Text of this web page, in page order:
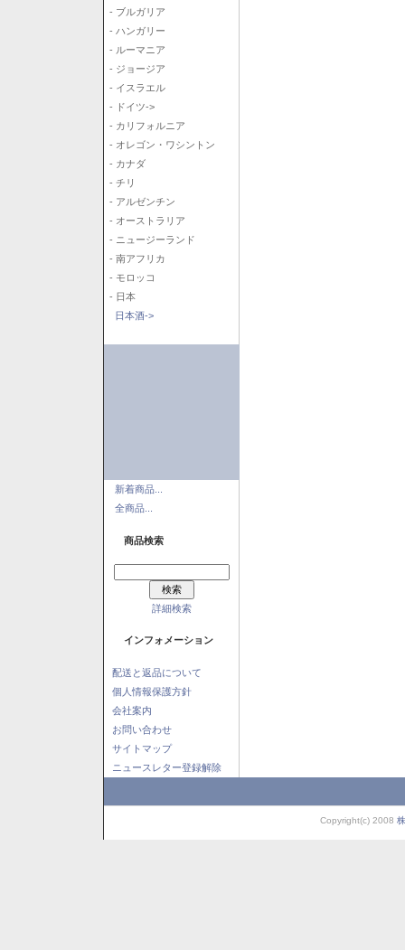
- ブルガリア
- ハンガリー
- ルーマニア
- ジョージア
- イスラエル
- ドイツ->
- カリフォルニア
- オレゴン・ワシントン
- カナダ
- チリ
- アルゼンチン
- オーストラリア
- ニュージーランド
- 南アフリカ
- モロッコ
- 日本
日本酒->
新着商品...
全商品...
商品検索
詳細検索
インフォメーション
配送と返品について
個人情報保護方針
会社案内
お問い合わせ
サイトマップ
ニュースレター登録解除
Copyright(c) 2008